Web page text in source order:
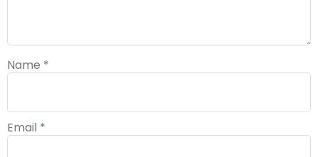
Name *
Email *